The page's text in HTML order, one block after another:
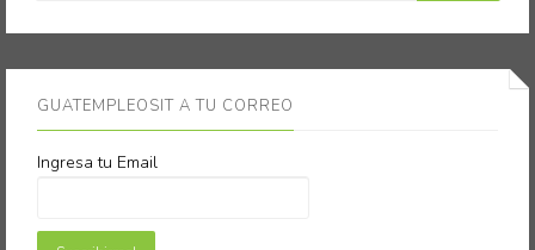
GUATEMPLEOSIT A TU CORREO
Ingresa tu Email